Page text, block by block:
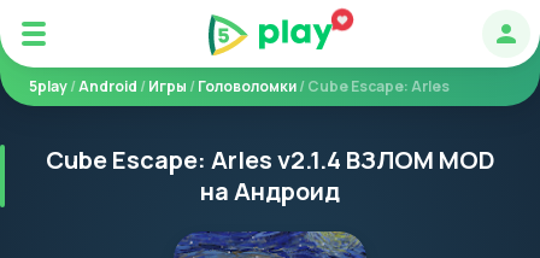
5play/Android /Игры /Головоломки/ Cube Escape: Arles
Cube Escape: Arles v2.1.4 ВЗЛОМ MOD
на Андроид